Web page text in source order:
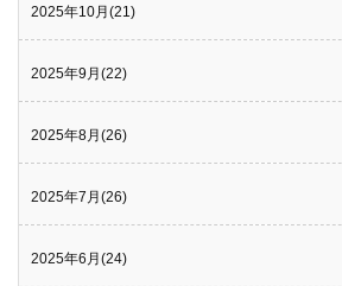
2025年10月(21)
2025年9月(22)
2025年8月(26)
2025年7月(26)
2025年6月(24)